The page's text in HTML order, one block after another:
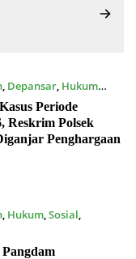
, Depansar, Hukum
Periode
Reskrim Polsek
Penghargaan
, Hukum, Sosial